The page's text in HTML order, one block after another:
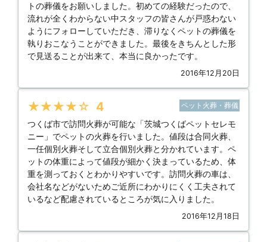
トの葬儀をお願いしました。初めての経験だったので、
流れが全くわからない中スタッフの皆さんが戸惑わない
ようにフォローしていただき、滞りなくペットの葬儀を
執りおこなうことができました。最後をきちんとした形
で見送ることが出来て、本当に良かったです。
2016年12月20日
★★★★★ 4 ペット火葬・葬儀
つくば市で訪問火葬が可能な「茨城つくばペットセレモ
ニー」でペットの火葬を行いました。値段は合同火葬、
一任個別火葬そして立合個別火葬と分かれています。ペ
ットの体重によって値段が細かく決まっているため、体
重を測っておくとわかりやすいです。訪問火葬の車は、
会社名などがないためご近所にわかりにくく工夫されて
いるなど配慮されているところが気に入りました。
2016年12月18日